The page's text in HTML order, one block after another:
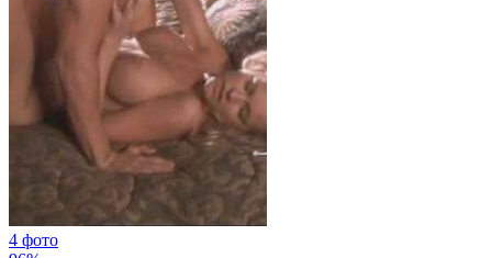
4 фото